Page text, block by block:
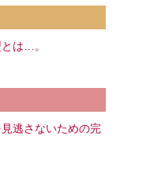
は…。
逃さないための完